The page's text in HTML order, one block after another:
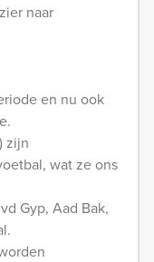
naar
en nu ook
zijn
wat ze ons
Gyp, Aad Bak,